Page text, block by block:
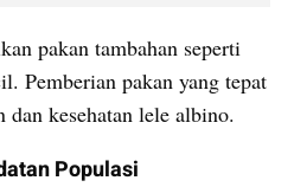
pakan tambahan seperti
Pemberian pakan yang tepat
kesehatan lele albino.
Populasi